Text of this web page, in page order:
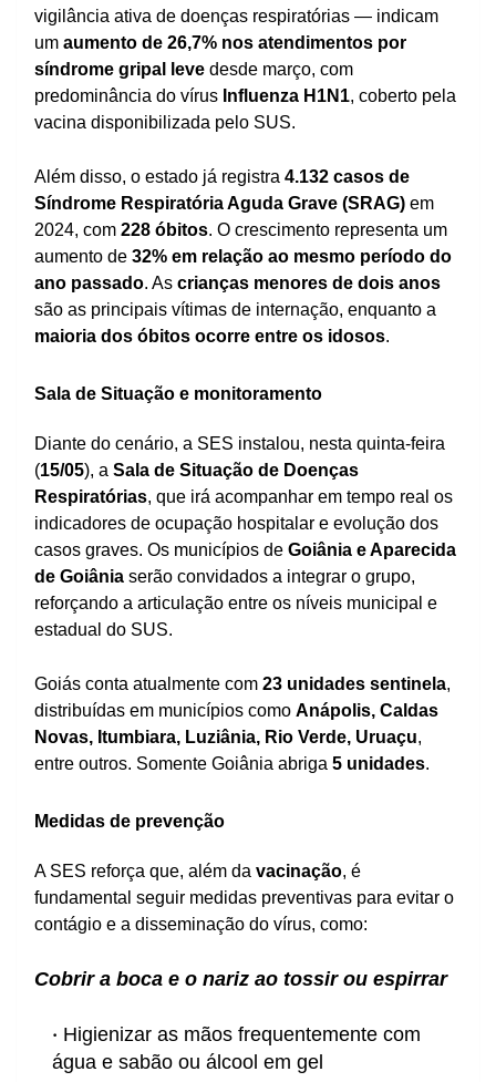
vigilância ativa de doenças respiratórias — indicam
um aumento de 26,7% nos atendimentos por
síndrome gripal leve desde março, com
predominância do vírus Influenza H1N1, coberto pela
vacina disponibilizada pelo SUS.
Além disso, o estado já registra 4.132 casos de
Síndrome Respiratória Aguda Grave (SRAG) em
2024, com 228 óbitos. O crescimento representa um
aumento de 32% em relação ao mesmo período do
ano passado. As crianças menores de dois anos
são as principais vítimas de internação, enquanto a
maioria dos óbitos ocorre entre os idosos.
Sala de Situação e monitoramento
Diante do cenário, a SES instalou, nesta quinta-feira
(15/05), a Sala de Situação de Doenças
Respiratórias, que irá acompanhar em tempo real os
indicadores de ocupação hospitalar e evolução dos
casos graves. Os municípios de Goiânia e Aparecida
de Goiânia serão convidados a integrar o grupo,
reforçando a articulação entre os níveis municipal e
estadual do SUS.
Goiás conta atualmente com 23 unidades sentinela,
distribuídas em municípios como Anápolis, Caldas
Novas, Itumbiara, Luziânia, Rio Verde, Uruaçu,
entre outros. Somente Goiânia abriga 5 unidades.
Medidas de prevenção
A SES reforça que, além da vacinação, é
fundamental seguir medidas preventivas para evitar o
contágio e a disseminação do vírus, como:
Cobrir a boca e o nariz ao tossir ou espirrar
Higienizar as mãos frequentemente com
água e sabão ou álcool em gel